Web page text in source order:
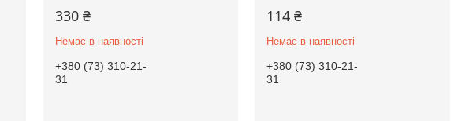
330 ₴
Немає в наявності
+380 (73) 310-21-
31
114 ₴
Немає в наявності
+380 (73) 310-21-
31